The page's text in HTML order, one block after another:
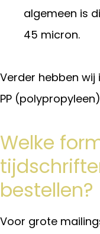
algemeen is
45 micron.
Verder hebben
PP
Welke
bestellen?
Voor grote